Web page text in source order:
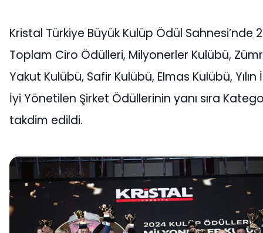
Kristal Türkiye Büyük Kulüp Ödül Sahnesi’nde
Toplam Ciro Ödülleri, Milyonerler Kulübü,
Yakut Kulübü, Safir Kulübü, Elmas Kulübü, Yılın
İyi Yönetilen Şirket Ödüllerinin yanı sıra
takdim edildi.